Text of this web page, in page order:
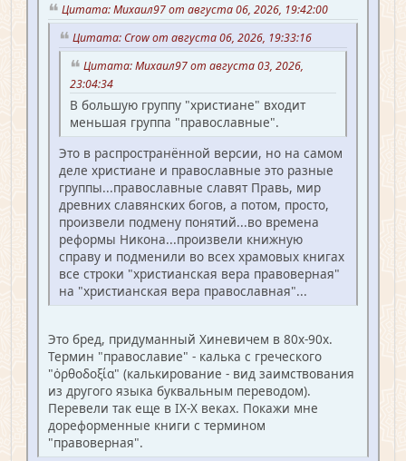
Цитата: Михаил97 от августа 06, 2026, 19:42:00
Цитата: Crow от августа 06, 2026, 19:33:16
Цитата: Михаил97 от августа 03, 2026,
23:04:34
В большую группу "христиане" входит
меньшая группа "православные".
Это в распространённой версии, но на самом
деле христиане и православные это разные
группы...православные славят Правь, мир
древних славянских богов, а потом, просто,
произвели подмену понятий...во времена
реформы Никона...произвели книжную
справу и подменили во всех храмовых книгах
все строки "христианская вера правоверная"
на "христианская вера православная"...
Это бред, придуманный Хиневичем в 80х-90х.
Термин "православие" - калька с греческого
"ὀρθοδοξία" (калькирование - вид заимствования
из другого языка буквальным переводом).
Перевели так еще в IX-X веках. Покажи мне
дореформенные книги с термином
"правоверная".